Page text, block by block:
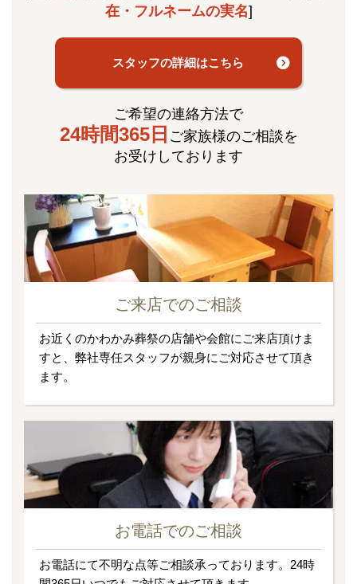
在・フルネームの実名]
スタッフの詳細はこちら
ご希望の連絡方法で
24時間365日 ご家族様のご相談を
お受けしております
ご来店でのご相談
お近くのかわかみ葬祭の店舗や会館にご来店頂けま
すと、弊社専任スタッフが親身にご対応させて頂き
ます。
お電話でのご相談
お電話にて不明な点等ご相談承っております。24時